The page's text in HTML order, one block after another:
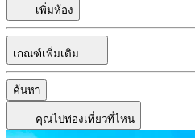
เพิ่มห้อง
เกณฑ์เพิ่มเติม
ค้นหา
คุณไปท่องเที่ยวที่ไหน